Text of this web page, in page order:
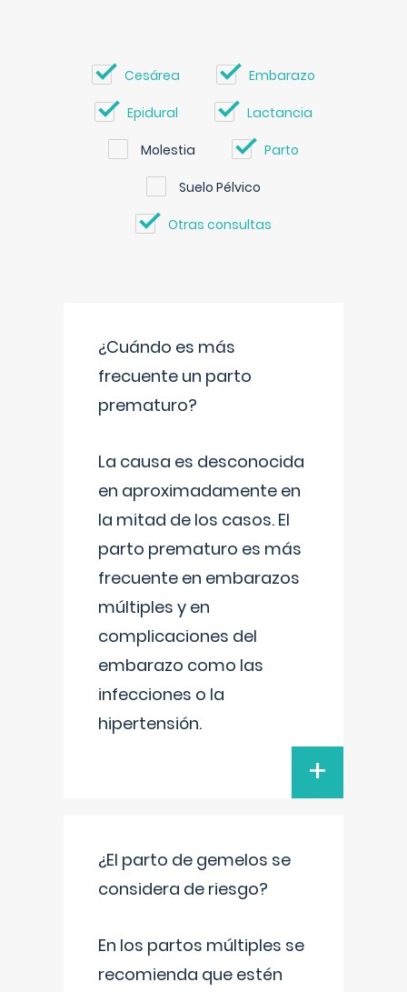
Cesárea Embarazo
Epidural Lactancia
Molestia Parto
Suelo Pélvico
Otras consultas
¿Cuándo es más
frecuente un parto
prematuro?
La causa es desconocida
en aproximadamente en
la mitad de los casos. El
parto prematuro es más
frecuente en embarazos
múltiples y en
complicaciones del
embarazo como las
infecciones o la
hipertensión.
+
¿El parto de gemelos se
considera de riesgo?
En los partos múltiples se
recomienda que estén